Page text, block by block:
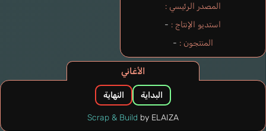
المصدر الرئيسي :
استديو الإنتاج : -
المنتجون : -
الأغاني
البداية النهاية
Scrap & Build by ELAIZA